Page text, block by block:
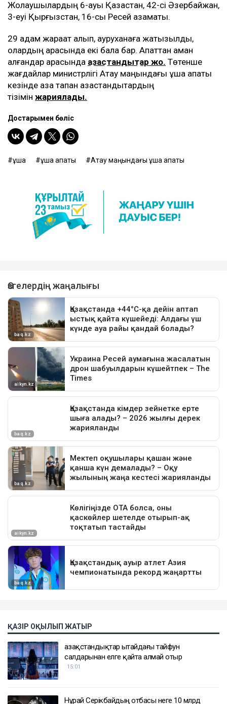
Жолаушылардың 6-ауы Қазақстан, 42-сі Әзербайжан,
3-еуі Қырғызстан, 16-сы Ресей азаматы.
29 адам жарақат алып, ауруханаға жатқызылды,
олардың арасында екі бала бар. Апаттан аман
қалғандар арасында қазақстандықтар жоқ. Төтенше
жағдайлар министрлігі Ақтау маңындағы ұшақ апаты
кезінде қаза тапқан қазақстандықтардың
тізімін жариялады.
Достарыңмен бөліс
ұшақ ұшақ апаты Ақтау маңындағы ұшақ апаты
ҚАЗІР ОҚЫЛЫП ЖАТЫР
Қазақстандықтар Қытайдағы тайфун
салдарынан елге қайта алмай отыр
15:01
Нұрай Серікбайдың отбасы неге 10 млрд